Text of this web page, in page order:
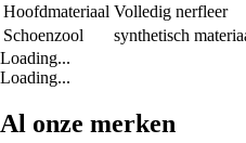
Hoofdmateriaal Volledig nerfleer
Schoenzool
synthetisch
Loading...
Loading...
Al onze merken